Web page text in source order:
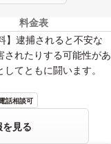
料金表
】逮捕されると不安な
れたりする可能性があ
てともに闘います。
電話相談可
見る